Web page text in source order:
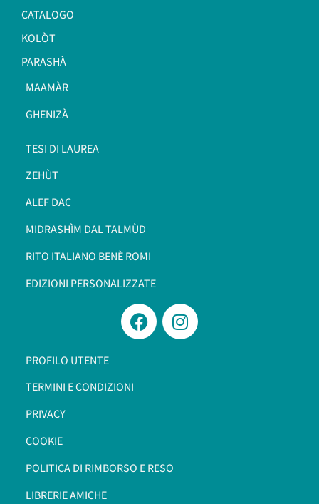
CATALOGO
KOLÒT
PARASHÀ
MAAMÀR
GHENIZÀ
TESI DI LAUREA
ZEHÙT
ALEF DAC
MIDRASHÌM DAL TALMÙD
RITO ITALIANO BENÈ ROMI​
EDIZIONI PERSONALIZZATE
PROFILO UTENTE
TERMINI E CONDIZIONI
PRIVACY
COOKIE
POLITICA DI RIMBORSO E RESO
LIBRERIE AMICHE